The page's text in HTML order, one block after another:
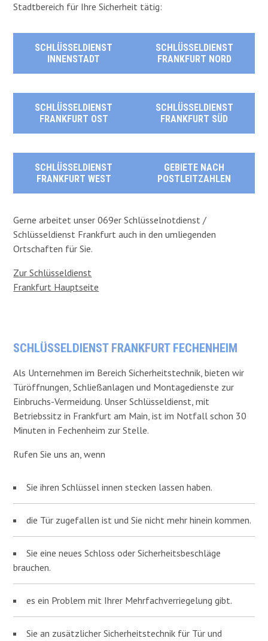
Stadtbereich für Ihre Sicherheit tätig:
SCHLÜSSELDIENST
INNENSTADT
SCHLÜSSELDIENST
FRANKFURT NORD
SCHLÜSSELDIENST
FRANKFURT OST
SCHLÜSSELDIENST
FRANKFURT SÜD
SCHLÜSSELDIENST
FRANKFURT WEST
GEBIETE NACH
POSTLEITZAHLEN
Gerne arbeitet unser 069er Schlüsselnotdienst /
Schlüsseldienst Frankfurt auch in den umliegenden
Ortschaften für Sie.
Zur Schlüsseldienst
Frankfurt Hauptseite
SCHLÜSSELDIENST FRANKFURT FECHENHEIM
Als Unternehmen im Bereich Sicherheitstechnik, bieten wir
Türöffnungen, Schließanlagen und Montagedienste zur
Einbruchs-Vermeidung. Unser Schlüsseldienst, mit
Betriebssitz in Frankfurt am Main, ist im Notfall schon 30
Minuten in Fechenheim zur Stelle.
Rufen Sie uns an, wenn
Sie ihren Schlüssel innen stecken lassen haben.
die Tür zugefallen ist und Sie nicht mehr hinein kommen.
Sie eine neues Schloss oder Sicherheitsbeschläge
brauchen.
es ein Problem mit Ihrer Mehrfachverriegelung gibt.
Sie an zusätzlicher Sicherheitstechnik für Tür und